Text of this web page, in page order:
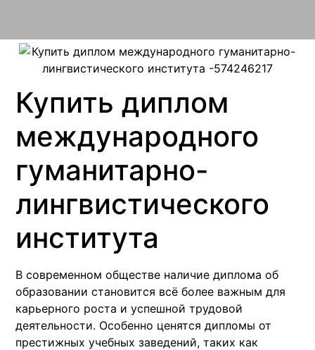
Купить диплом
международного
гуманитарно-
лингвистического
института
В современном обществе наличие диплома об
образовании становится всё более важным для
карьерного роста и успешной трудовой
деятельности. Особенно ценятся дипломы от
престижных учебных заведений, таких как